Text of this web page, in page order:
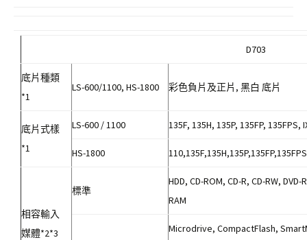
D703
底片種類
*1
LS-600/1100, HS-1800 彩色負片及正片, 黑白 底片
底片式樣
*1
LS-600 / 1100 135F, 135H, 135P, 135FP, 135FPS,
HS-1800
相容輸入
媒體*2*3
標準
HDD, CD-ROM, CD-R, CD-RW, DVD-
RAM
Microdrive, CompactFlash,